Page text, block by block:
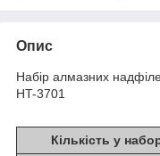
Опис
Набір алмазних
HT-3701
Кількість у